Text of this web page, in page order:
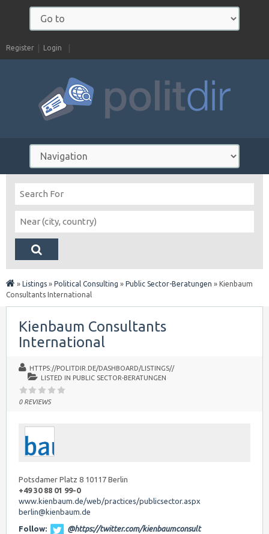
Register Login
» Listings » Political Consulting » Public Sector-Beratungen » Kienbaum
Consultants International
Kienbaum Consultants
International
HTTPS://POLITDIR.DE/DASHBOARD/LISTINGS//
LISTED IN PUBLIC SECTOR-BERATUNGEN
0 REVIEWS
Potsdamer Platz 8 10117 Berlin
+49 30 88 01 99-0
www.kienbaum.de/web/practices/publicsector.aspx
berlin@kienbaum.de
Follow:
@https://twitter.com/kienbaumconsult